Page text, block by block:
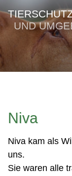
UND
Niva
Niva kam als
uns.
Sie waren alle